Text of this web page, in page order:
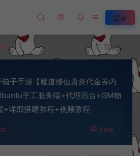
登录
我要投稿
箱子手游【魔道修仙萧炎代金券内
手工服务端+代理后台+GM物
+详细搭建教程+视频教程
5,049